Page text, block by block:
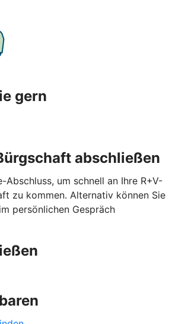
gern
abschließen
Abschluss, um schnell an Ihre R+V-
zu kommen. Alternativ können Sie
persönlichen Gespräch